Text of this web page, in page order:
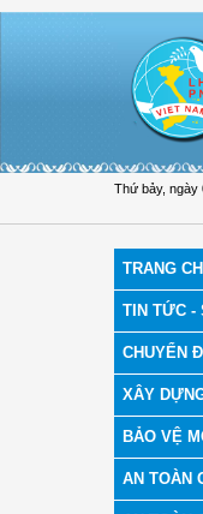
Thứ bảy, ngày
TRANG
TIN TỨC -
CHUYỂN
XÂY
BẢO VỆ
AN TOÀN